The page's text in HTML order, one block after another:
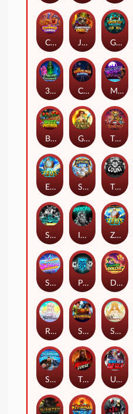
Crowned Corners Junkyard Kings 2 Ghostly Hallows
3 Arcane Cauldrons Crownlings Clusters Midnight Mirage
Buzz Patrol Gearlab Genius The Crime File
Epic Ze Zeus Supreme Zeus THE COUNT
SixSixSix Invictus Ze Zeus
Superstar Sevens PRAY FOR SIX Danny Dollar
RAINBOW PRINCESS STEAMRUNNERS SUN PRINCESS
STORMBORN THE WILDWOOD CURSE Ultimate Slot of America